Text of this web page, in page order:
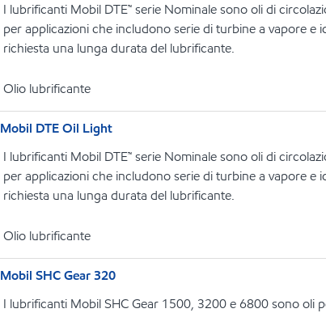
I lubrificanti Mobil DTE™ serie Nominale sono oli di
per applicazioni che includono serie di turbine a vapore e
richiesta una lunga durata del lubrificante.
Olio lubrificante
Mobil DTE Oil Light
I lubrificanti Mobil DTE™ serie Nominale sono oli di
per applicazioni che includono serie di turbine a vapore e
richiesta una lunga durata del lubrificante.
Olio lubrificante
Mobil SHC Gear 320
I lubrificanti Mobil SHC Gear 1500, 3200 e 6800 sono oli